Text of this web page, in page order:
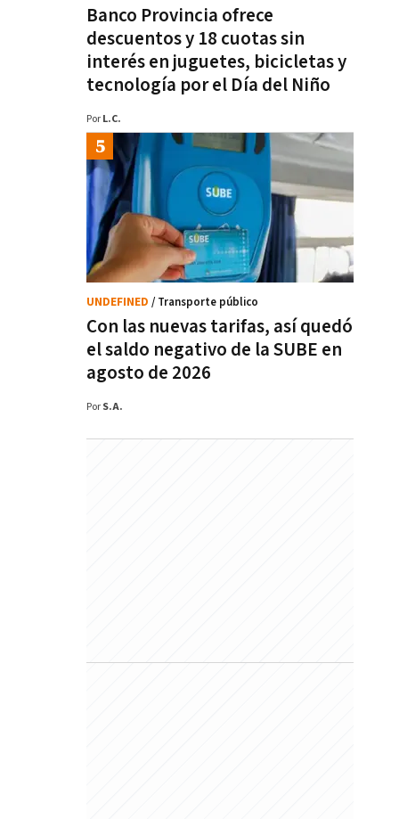
Banco Provincia ofrece
descuentos y 18 cuotas sin
interés en juguetes, bicicletas y
tecnología por el Día del Niño
Por L.C.
Con las nuevas tarifas, así quedó
el saldo negativo de la SUBE en
agosto de 2026
UNDEFINED / Transporte público
Por S.A.